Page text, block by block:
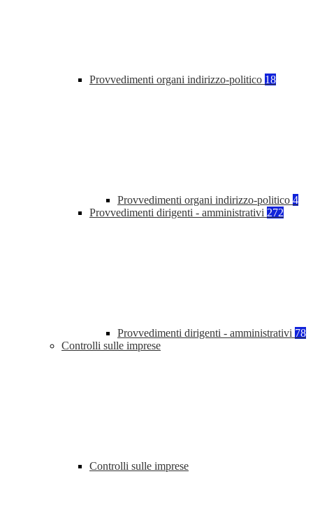
Provvedimenti organi indirizzo-politico 18
Provvedimenti organi indirizzo-politico 4
Provvedimenti dirigenti - amministrativi 272
Provvedimenti dirigenti - amministrativi 78
Controlli sulle imprese
Controlli sulle imprese